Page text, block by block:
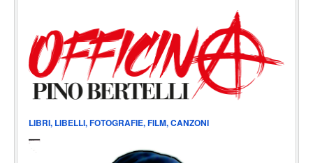
LIBRI, LIBELLI, FOTOGRAFIE, FILM, CANZONI